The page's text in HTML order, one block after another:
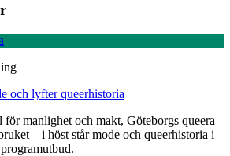
och lyfter queerhistoria
manlighet och makt, Göteborgs queera
– i höst står mode och queerhistoria i